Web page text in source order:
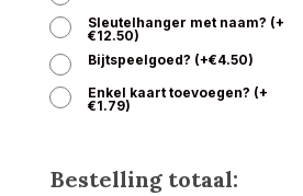
Sleutelhanger met naam? (+
€12.50)
Bijtspeelgoed? (+€4.50)
Enkel kaart toevoegen? (+
€1.79)
Bestelling totaal: